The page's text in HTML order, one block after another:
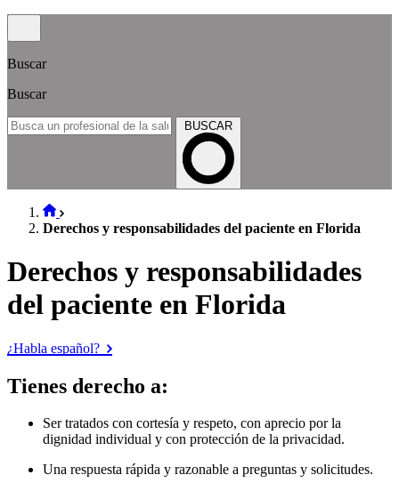
Buscar
Buscar
BUSCAR
Derechos y responsabilidades del paciente en Florida
Derechos y responsabilidades
del paciente en Florida
¿Habla español?
Tienes derecho a:
Ser tratados con cortesía y respeto, con aprecio por la
dignidad individual y con protección de la privacidad.
Una respuesta rápida y razonable a preguntas y solicitudes.